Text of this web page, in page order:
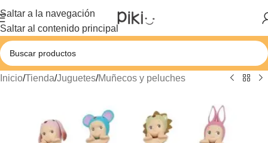
Saltar a la navegación
Saltar al contenido principal
Inicio/Tienda/Juguetes/Muñecos y peluches